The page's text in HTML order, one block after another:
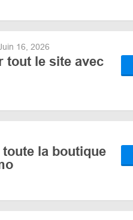
16, 2026
tout le site avec
la boutique